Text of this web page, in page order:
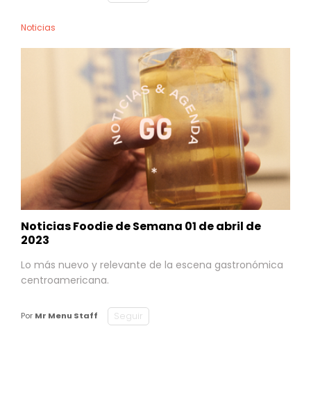
Noticias
Noticias Foodie de Semana 01 de abril de
2023
Lo más nuevo y relevante de la escena gastronómica
centroamericana.
Por Mr Menu Staff Seguir